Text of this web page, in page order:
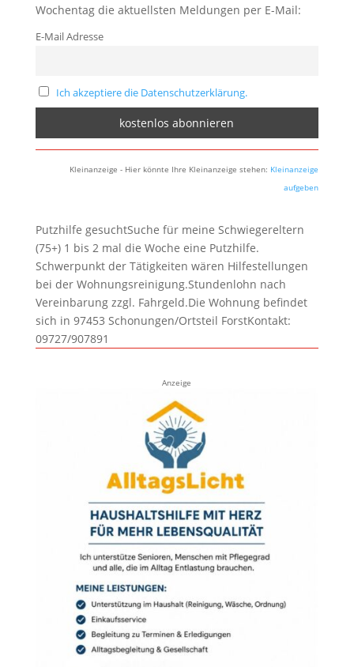
Wochentag die aktuellsten Meldungen per E-Mail:
E-Mail Adresse
Ich akzeptiere die Datenschutzerklärung.
Kleinanzeige - Hier könnte Ihre Kleinanzeige stehen: Kleinanzeige
aufgeben
Putzhilfe gesuchtSuche für meine Schwiegereltern
(75+) 1 bis 2 mal die Woche eine Putzhilfe.
Schwerpunkt der Tätigkeiten wären Hilfestellungen
bei der Wohnungsreinigung.Stundenlohn nach
Vereinbarung zzgl. Fahrgeld.Die Wohnung befindet
sich in 97453 Schonungen/Ortsteil ForstKontakt:
09727/907891
Anzeige